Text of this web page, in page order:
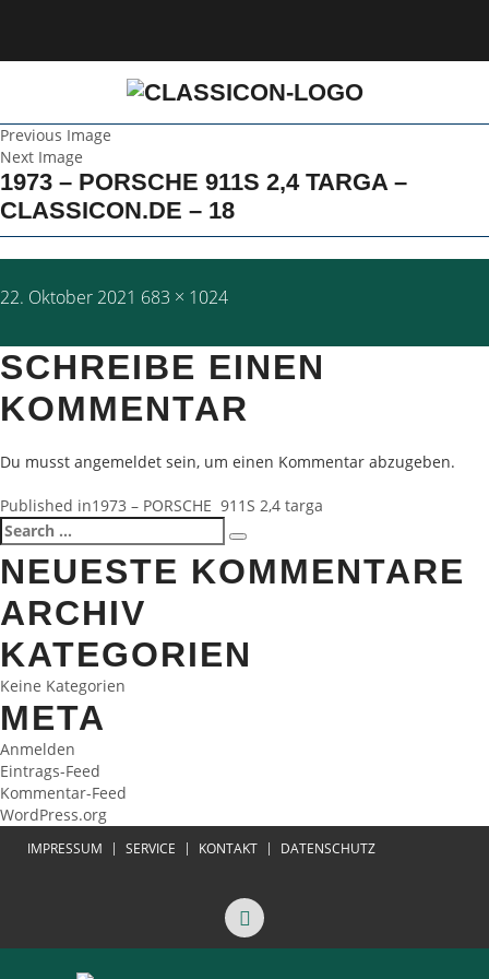
Previous Image
Next Image
1973 – PORSCHE 911S 2,4 TARGA –
CLASSICON.DE – 18
Posted
22. Oktober 2021 Full
683 × 1024
SCHREIBE EINEN
KOMMENTAR
Du musst angemeldet sein, um einen Kommentar abzugeben.
BEITRAGSNAVIGATION
Published in1973 – PORSCHE 911S 2,4 targa
Search
for:
Search
NEUESTE KOMMENTARE
ARCHIV
KATEGORIEN
Keine Kategorien
META
Anmelden
Eintrags-Feed
Kommentar-Feed
WordPress.org
IMPRESSUM SERVICE KONTAKT DATENSCHUTZ